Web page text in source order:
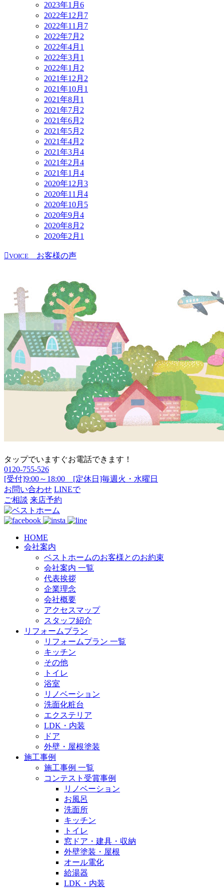
2023年1月 6
2022年12月 7
2022年11月 7
2022年7月 2
2022年4月 1
2022年3月 1
2022年1月 2
2021年12月 2
2021年10月 1
2021年8月 1
2021年7月 2
2021年6月 2
2021年5月 2
2021年4月 2
2021年3月 4
2021年2月 4
2021年1月 4
2020年12月 3
2020年11月 4
2020年10月 5
2020年9月 4
2020年8月 2
2020年2月 1
VOICE お客様の声
タップでいますぐお電話できます！
0120-755-526
[受付]9:00～18:00 [定休日]毎週火・水曜日
お問い合わせ LINEで
ご相談 来店予約
HOME
会社案内
ベストホームのお客様とのお約束
会社案内 一覧
代表挨拶
企業理念
会社概要
アクセスマップ
スタッフ紹介
リフォームプラン
リフォームプラン 一覧
キッチン
その他
トイレ
浴室
リノベーション
洗面化粧台
エクステリア
LDK・内装
ドア
外壁・屋根塗装
施工事例
施工事例 一覧
コンテスト受賞事例
リノベーション
お風呂
洗面所
キッチン
トイレ
窓ドア・建具・収納
外壁塗装・屋根
オール電化
給湯器
LDK・内装